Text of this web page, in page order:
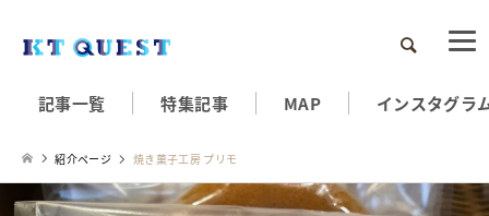
検索
記事一覧 特集記事 MAP インスタグラ
紹介ページ 焼き菓子工房 プリモ